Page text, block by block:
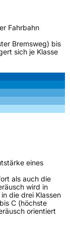
Fahrbahn
Bremsweg) bis
sich je Klasse
eines
als auch die
wird in
die drei Klassen
C (höchste
orientiert